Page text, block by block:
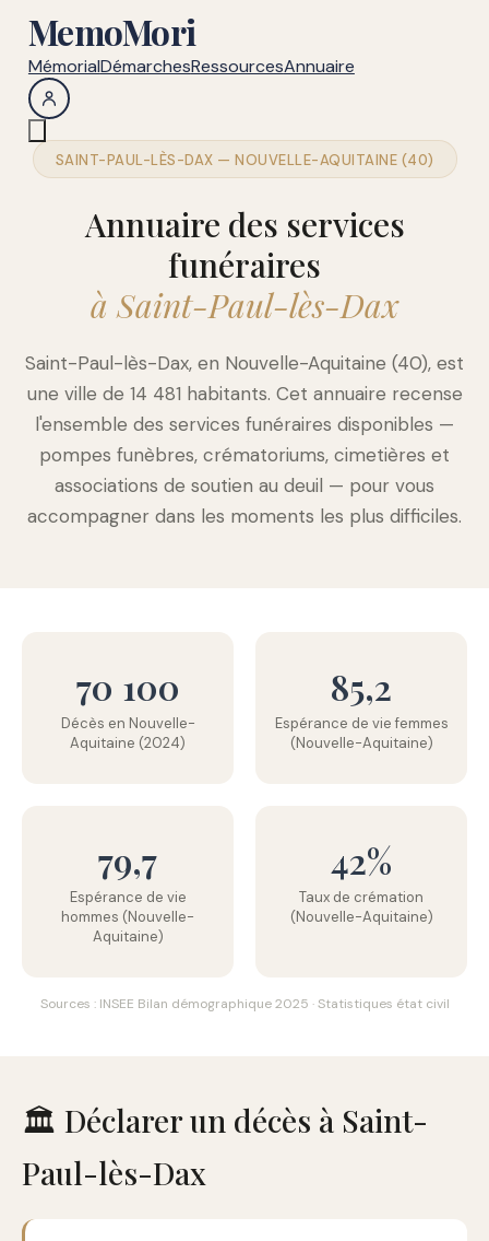
MemoMori
MémorialDémarchesRessourcesAnnuaire
SAINT-PAUL-LÈS-DAX — NOUVELLE-AQUITAINE (40)
Annuaire des services
funéraires
à Saint-Paul-lès-Dax
Saint-Paul-lès-Dax, en Nouvelle-Aquitaine (40), est
une ville de 14 481 habitants. Cet annuaire recense
l'ensemble des services funéraires disponibles —
pompes funèbres, crématoriums, cimetières et
associations de soutien au deuil — pour vous
accompagner dans les moments les plus difficiles.
70 100
Décès en Nouvelle-
Aquitaine (2024)
85,2
Espérance de vie femmes
(Nouvelle-Aquitaine)
79,7
Espérance de vie
hommes (Nouvelle-
Aquitaine)
42%
Taux de crémation
(Nouvelle-Aquitaine)
Sources : INSEE Bilan démographique 2025 · Statistiques état civil
🏛️ Déclarer un décès à Saint-
Paul-lès-Dax